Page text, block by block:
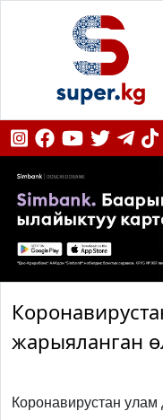
жарыяланган
Коронавирустан улам